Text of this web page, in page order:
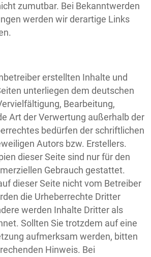
zumutbar. Bei Bekanntwerden
werden wir derartige Links
erstellten Inhalte und
unterliegen dem deutschen
Bearbeitung,
Art der Verwertung außerhalb der
bedürfen der schriftlichen
Autors bzw. Erstellers.
dieser Seite sind nur für den
Gebrauch gestattet.
dieser Seite nicht vom Betreiber
die Urheberrechte Dritter
werden Inhalte Dritter als
Sollten Sie trotzdem auf eine
aufmerksam werden, bitten
Hinweis. Bei